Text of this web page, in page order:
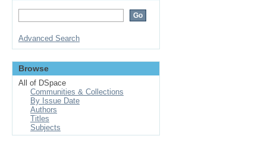
Advanced Search
Browse
All of DSpace
Communities & Collections
By Issue Date
Authors
Titles
Subjects